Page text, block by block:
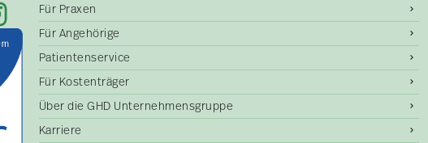
Für Praxen
Für Angehörige
Patientenservice
Für Kostenträger
Über die GHD Unternehmensgruppe
Karriere